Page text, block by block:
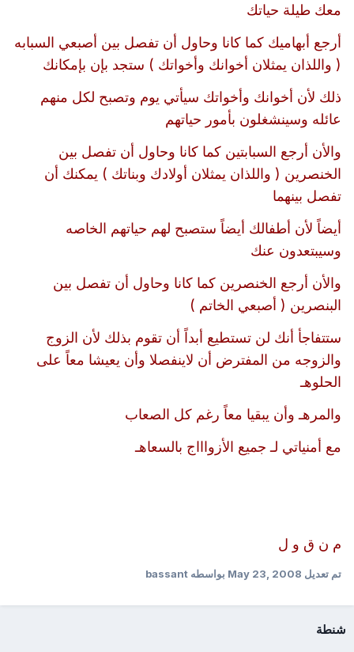
معك طيلة حياتك
أرجع أبهاميك كما كانا وحاول أن تفصل بين أصبعي السبابه
( واللذان يمثلان أخوانك وأخواتك ) ستجد بإن بإمكانك
ذلك لأن أخوانك وأخواتك سيأتي يوم وتصبح لكل منهم
عائله وسينشغلون بأمور حياتهم
والأن أرجع السبابتين كما كانا وحاول أن تفصل بين
الخنصرين ( واللذان يمثلان أولادك وبناتك ) يمكنك أن
تفصل بينهما
أيضاً لأن أطفالك أيضاً ستصبح لهم حياتهم الخاصه
وسيبتعدون عنك
والأن أرجع الخنصرين كما كانا وحاول أن تفصل بين
البنصرين ( أصبعي الخاتم )
ستتفاجأ أنك لن تستطيع أبداً أن تقوم بذلك لأن الزوج
والزوجه من المفترض أن لاينفصلا وأن يعيشا معاً على
الحلوهـ
والمرهـ وأن يبقيا معاً رغم كل الصعاب
مع أمنياتي لـ جميع الأزواااج بالسعاهـ
م ن ق و ل
تم تعديلMay 23, 2008بواسطه bassant
شنطة